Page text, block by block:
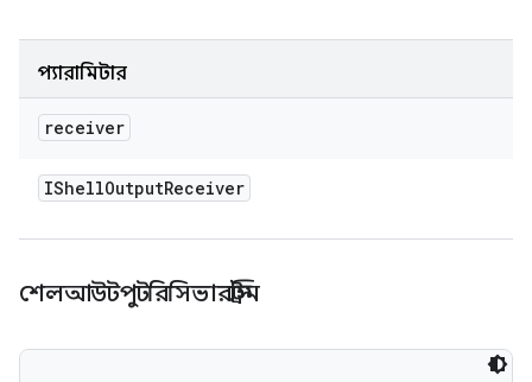
প্যারামিটার
receiver
IShellOutputReceiver
শেলআউটপুটরিসিভারস্ট্রিম